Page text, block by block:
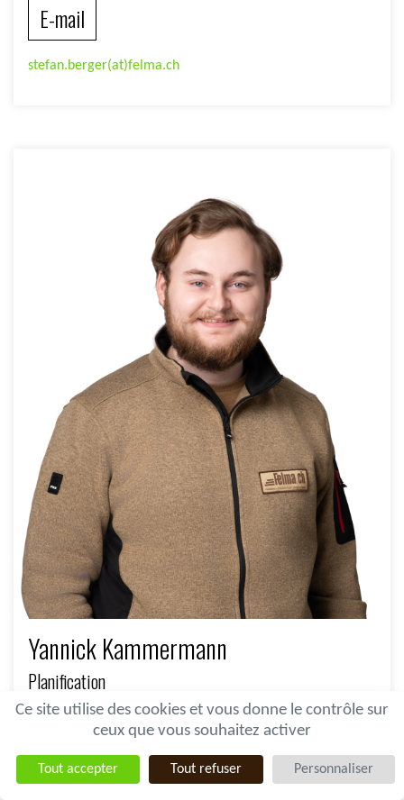
E-mail
stefan.berger(at)felma.ch
Yannick Kammermann
Planification
032 387 13 33
Ce site utilise des cookies et vous donne le contrôle sur
ceux que vous souhaitez activer
Tout accepter Tout refuser Personnaliser